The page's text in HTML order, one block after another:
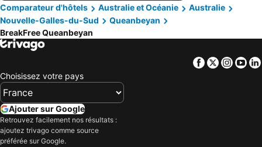
Comparateur d'hôtels
Australie et Océanie
Australie
Nouvelle-Galles-du-Sud
Queanbeyan
BreakFree Queanbeyan
Facebook
Twitter
Choisissez votre pays
Ajouter sur Google
Retrouvez facilement nos résultats :
ajoutez trivago comme source
préférée sur Google.